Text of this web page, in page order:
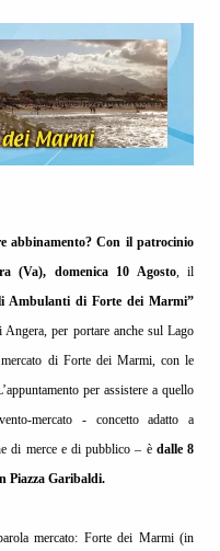
abbinamento? Con il patrocinio
(Va), domenica 10 Agosto, il
Ambulanti di Forte dei Marmi”
per portare anche sul Lago
di Forte dei Marmi, con le
per assistere a quello
mercato - concetto adatto a
di merce e di pubblico – è dalle 8
Piazza Garibaldi.
mercato: Forte dei Marmi (in